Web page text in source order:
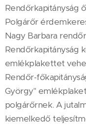
Rendőrkapitányság
Polgárőr
Nagy Barbara
Rendőrkapitányság
emlékplakettet
Rendőr-
György"
polgárőrnek. A
kiemelkedő